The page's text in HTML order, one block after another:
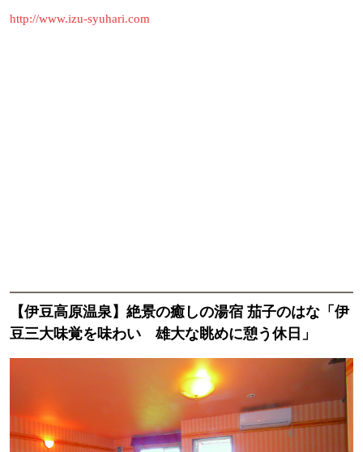
http://www.izu-syuhari.com
【伊豆高原温泉】絶景の癒しの湯宿 茄子のはな「伊
豆三大味覚を味わい 雄大な眺めに憩う休日」